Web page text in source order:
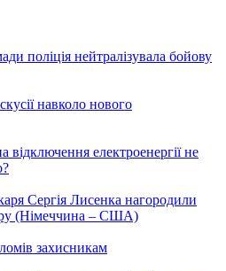
поліція нейтралізувала бойову
навколо нового
електроенергії не
Сергія Лисенка нагородили
(Німеччина – США)
захисникам